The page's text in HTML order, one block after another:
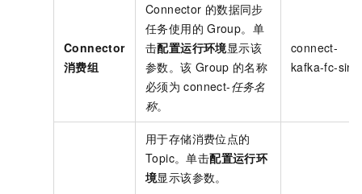
Connector
消费组
Connector 的数据同步
任务使用的 Group。单
击配置运行环境显示该
参数。该 Group 的名称
必须为 connect-任务名
称。
connect-
kafka-fc-sink
用于存储消费位点的
Topic。单击配置运行环
境显示该参数。